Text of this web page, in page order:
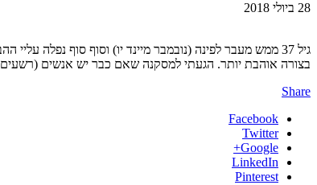
28 ביולי 2018
בצורה אוהבת יותר. הגעתי למסקנה שאם כבר יש אנשים
Share
Facebook
Twitter
Google+
LinkedIn
Pinterest